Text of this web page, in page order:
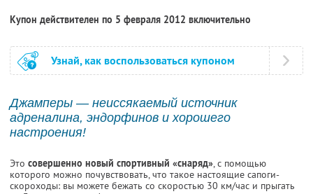
Купон действителен по 5 февраля 2012 включительно
Узнай, как воспользоваться купоном
Джамперы — неиссякаемый источник
адреналина, эндорфинов и хорошего
настроения!
Это совершенно новый спортивный «снаряд», с помощью
которого можно почувствовать, что такое настоящие сапоги-
скороходы: вы можете бежать со скоростью 30 км/час и прыгать